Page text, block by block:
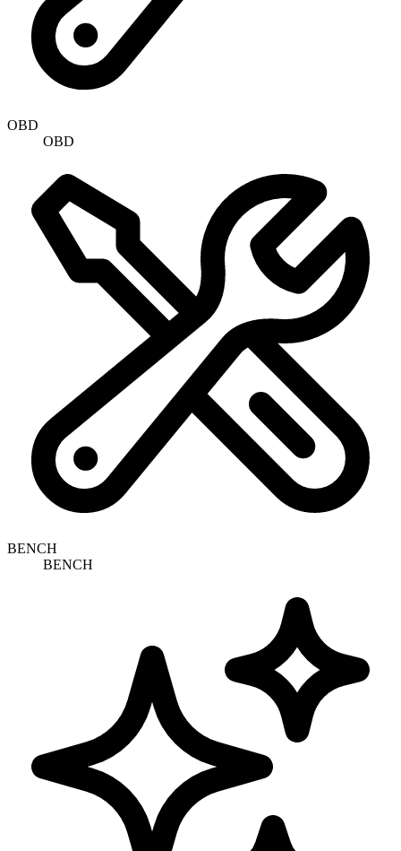
OBD
OBD
BENCH
BENCH